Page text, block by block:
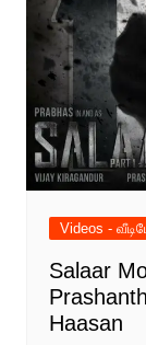
Videos -
Salaar
Haasan